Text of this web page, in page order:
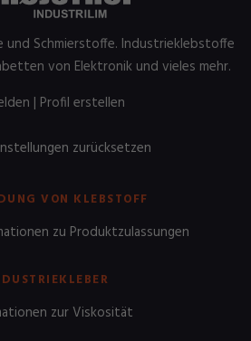
und Schmierstoffe. Industrieklebstoffe
von Elektronik und vieles mehr.
| Profil erstellen
zurücksetzen
VON KLEBSTOFF
zu Produktzulassungen
zur Viskosität